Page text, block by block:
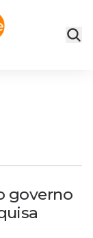
governo